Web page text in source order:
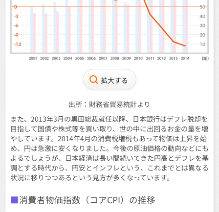
拡大する
出所：財務省貿易統計より
また、2013年3月の黒田総裁就任以降、日本銀行はデフレ脱却を
目指して国債や株式等を買い取り、世の中に出回るお金の量を増
やしています。2014年4月の消費税増税もあって物価は上昇を始
め、円は急激に安くなりました。今後の原油価格の動向などにも
よるでしょうが、日本経済は長い間続いてきた円高とデフレを基
調とする時代から、円安とインフレという、これまでとは異なる
状況に移りつつあるという見方が多くなっています。
消費者物価指数（コアCPI）の推移